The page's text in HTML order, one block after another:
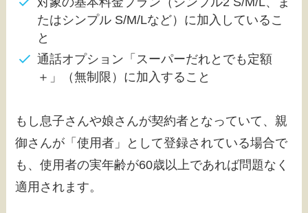
たはシンプル S/M/Lなど）に加入しているこ
と
通話オプション「スーパーだれとでも定額
＋」（無制限）に加入すること
もし息子さんや娘さんが契約者となっていて、親
御さんが「使用者」として登録されている場合で
も、使用者の実年齢が60歳以上であれば問題なく
適用されます。